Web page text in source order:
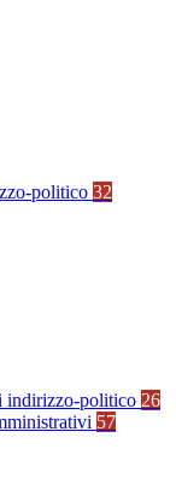
politico 32
indirizzo-politico 26
57